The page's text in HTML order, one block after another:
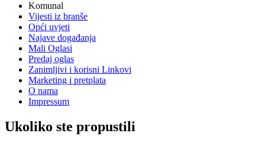
Komunal
Vijesti iz branše
Opći uvjeti
Najave događanja
Mali Oglasi
Predaj oglas
Zanimljivi i korisni Linkovi
Marketing i pretplata
O nama
Impressum
Ukoliko ste propustili